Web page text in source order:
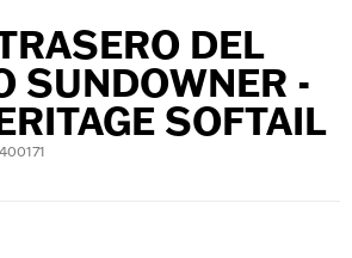
DEL
SUNDOWNER -
SOFTAIL